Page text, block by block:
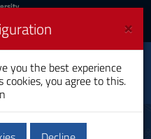
News ×
you the best experience
cookies, you agree to this.